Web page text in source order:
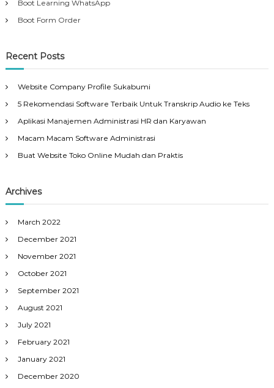
Boot Learning WhatsApp
Boot Form Order
Recent Posts
Website Company Profile Sukabumi
5 Rekomendasi Software Terbaik Untuk Transkrip Audio ke Teks
Aplikasi Manajemen Administrasi HR dan Karyawan
Macam Macam Software Administrasi
Buat Website Toko Online Mudah dan Praktis
Archives
March 2022
December 2021
November 2021
October 2021
September 2021
August 2021
July 2021
February 2021
January 2021
December 2020